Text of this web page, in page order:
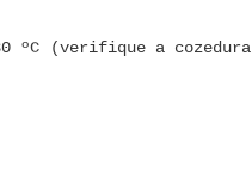
ºC (verifique a cozedura